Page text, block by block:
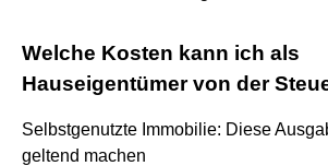
Welche Kosten kann ich als
Hauseigentümer von der
Selbstgenutzte Immobilie: Diese
geltend machen